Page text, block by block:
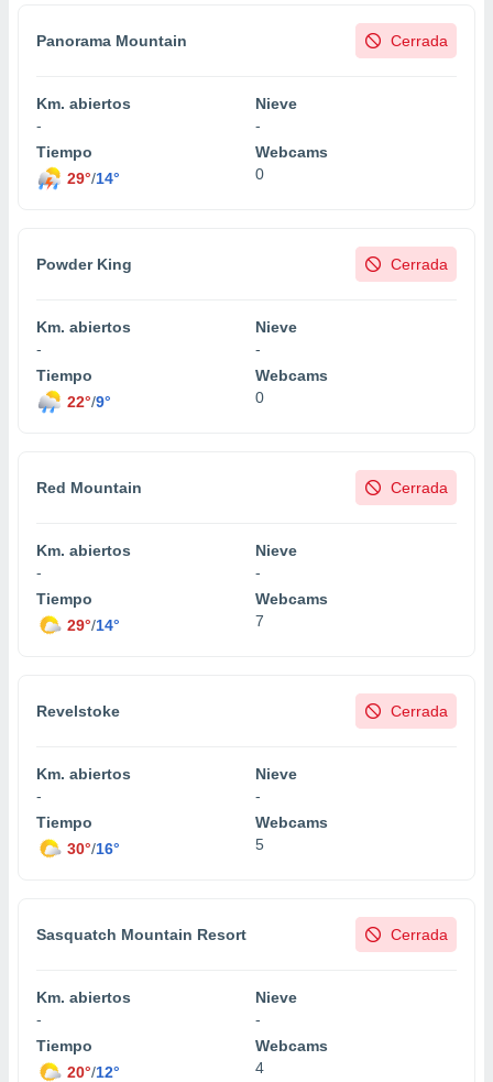
Panorama Mountain Cerrada
Km. abiertos
-
Nieve
-
Tiempo
29°/14°
Webcams
0
Powder King Cerrada
Km. abiertos
-
Nieve
-
Tiempo
22°/9°
Webcams
0
Red Mountain Cerrada
Km. abiertos
-
Nieve
-
Tiempo
29°/14°
Webcams
7
Revelstoke Cerrada
Km. abiertos
-
Nieve
-
Tiempo
30°/16°
Webcams
5
Sasquatch Mountain Resort Cerrada
Km. abiertos
-
Nieve
-
Tiempo
20°/12°
Webcams
4